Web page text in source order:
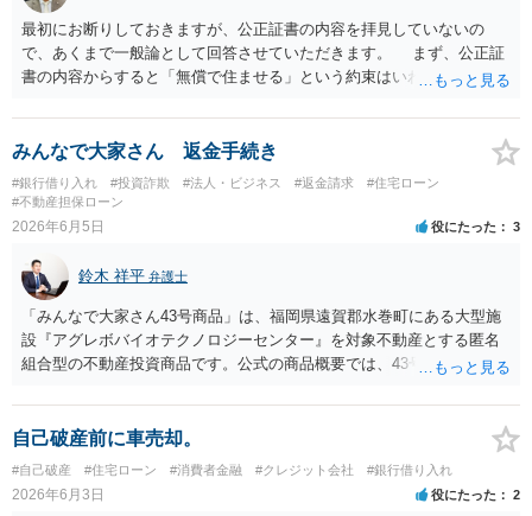
最初にお断りしておきますが、公正証書の内容を拝見していないの
で、あくまで一般論として回答させていただきます。 まず、公正証
書の内容からすると「無償で住ませる」という約束はいわゆる使用貸
ということであれば建物賃貸借になり、賃借人（元奥様＋お子さん）
に借地借家法上の保護及び抵当権より先に設定された賃貸借契約であ
れば抵当権者にも対抗できます。しかし、建物は離婚による公正証書
作成よりも前にローンで購入されたものと思われますので、仮に賃貸
借契約が設定されていたとしても、奥様の賃借権は抵当権者（ローン
己破産するかどうかは、そもそも離婚の際に締結した公正証書で元奥
様と約束できる事柄ではありません。貴殿の経済状態が悪くなり、破
産せざるを得なくなった場合には、経済的再起更生のために自己破産
を申し立てることはやむを得ないことであり、そのこと自体が奥様と
の公正証書での約束に違反することにはならないと思います。 もち
ることになり、元奥様やお子さんは居住を継続することは難しくなり
ます（競落人や譲渡を受けた第三者と賃貸借契約を締結できれば、居
住を継続することができる可能性も、一応あります。）。ですが、そ
れは元奥様がこの建物の所有者でない以上、仕方のないことです。
なお、元奥様との関係は悪くなるでしょうが、離婚されている以上、
みんなで大家さん 返金手続き
#銀行借り入れ #投資詐欺 #法人・ビジネス #返金請求
#住宅ローン
#不動産担保ローン
2026年6月5日 役にたった 3
鈴木 祥平 弁護士
「みんなで大家さん43号商品」は、福岡県遠賀郡水巻町にある大型施
設『アグレボバイオテクノロジーセンター』を対象不動産とする匿名
組合型の不動産投資商品です。公式の商品概要では、43号は想定利回
2025年7月31日、ただし対象不動産の売却が終わっていない場合は1年
を上限に延長することがあるとされています。 当初満了日が令和７年
７月３１日でしたが、令和７年6月に延長通知がなされて償還期限が令
和８年７月３１日になっております。その後、令和７年９月頃になる
と、分配金の支払いも停止しており、状況としては厳しい状況にある
自己破産前に車売却。
#自己破産 #住宅ローン #消費者金融 #クレジット会社 #銀行借り入れ
2026年6月3日 役にたった 2